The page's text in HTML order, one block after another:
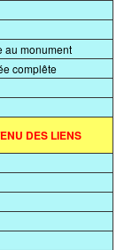
au monument
complête
LIENS